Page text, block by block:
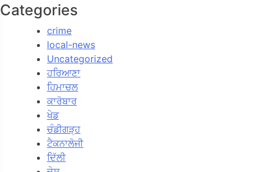
Categories
crime
local-news
Uncategorized
ਹਰਿਆਣਾ
ਹਿਮਾਚਲ
ਕਾਰੋਬਾਰ
ਖੇਡ
ਚੰਡੀਗੜ੍ਹ
ਟੈਕਨਾਲੋਜੀ
ਦਿੱਲੀ